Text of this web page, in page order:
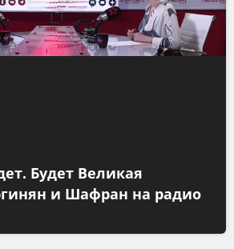
Будет Великая
и Шафран на радио